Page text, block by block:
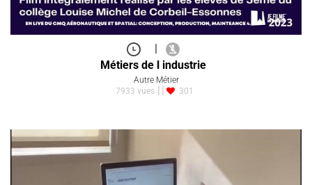
Métiers de l industrie
Autre Métier
7933 vues
301